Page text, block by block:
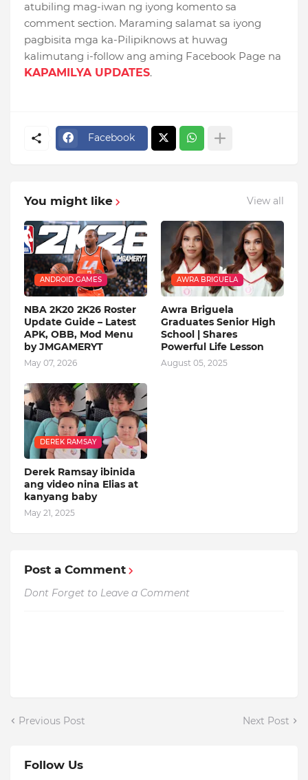
atubiling mag-iwan ng iyong komento sa
comment section. Maraming salamat sa iyong
pagbisita mga ka-Pilipiknows at huwag
kalimutang i-follow ang aming Facebook Page na
KAPAMILYA UPDATES.
Facebook
You might like View all
ANDROID GAMES
NBA 2K20 2K26 Roster
Update Guide – Latest
APK, OBB, Mod Menu
by JMGAMERYT
May 07, 2026
AWRA BRIGUELA
Awra Briguela
Graduates Senior High
School | Shares
Powerful Life Lesson
August 05, 2025
DEREK RAMSAY
Derek Ramsay ibinida
ang video nina Elias at
kanyang baby
May 21, 2025
Post a Comment
Dont Forget to Leave a Comment
Previous Post Next Post
Follow Us